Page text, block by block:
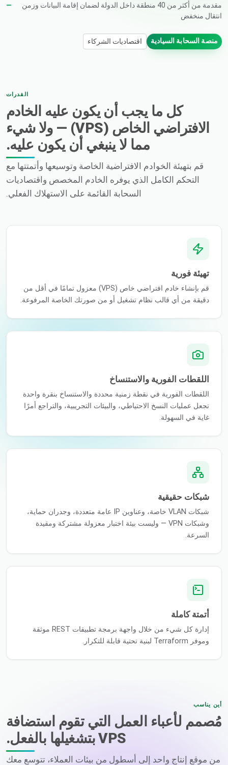
مقدمة من أكثر من 40 منطقة داخل الدولة لضمان إقامة البيانات وزمن
انتقال منخفض
منصة السحابة السيادية اقتصاديات الشركاء
القدرات
كل ما يجب أن يكون عليه الخادم
الافتراضي الخاص (VPS) — ولا شيء
مما لا ينبغي أن يكون عليه.
قم بتهيئة الخوادم الافتراضية الخاصة وتوسيعها وأتمتتها مع
التحكم الكامل الذي يوفره الخادم المخصص واقتصاديات
السحابة القائمة على الاستهلاك الفعلي.
تهيئة فورية
قم بإنشاء خادم افتراضي خاص (VPS) معزول تمامًا في أقل من
دقيقة من أي قالب نظام تشغيل أو من صورتك الخاصة المرفوعة.
اللقطات الفورية والاستنساخ
اللقطات الفورية في نقطة زمنية محددة والاستنساخ بنقرة واحدة
تجعل عمليات النسخ الاحتياطي، والبيئات التجريبية، والتراجع أمرًا
غاية في السهولة.
شبكات حقيقية
شبكات VLAN خاصة، وعناوين IP عامة متعددة، وجدران حماية،
وشبكات VPN — وليست بيئة اختبار معزولة مشتركة ومقيدة
السرعة.
أتمتة كاملة
إدارة كل شيء من خلال واجهة برمجة تطبيقات REST موثقة
وموفر Terraform لبنية تحتية قابلة للتكرار.
أين يناسب
مُصمم لأعباء العمل التي تقوم استضافة
VPS بتشغيلها بالفعل.
من موقع إنتاج واحد إلى أسطول من بيئات العملاء، تتوسع معك